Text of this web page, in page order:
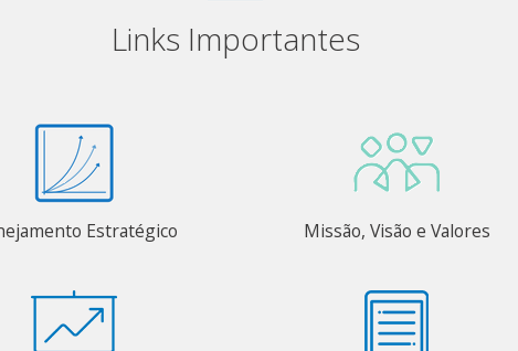
Links Importantes
Estratégico Missão, Visão e Valores